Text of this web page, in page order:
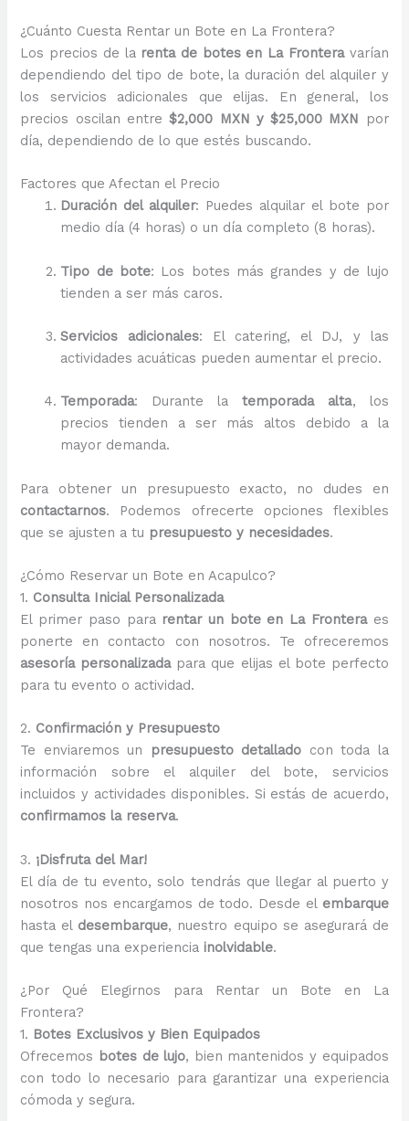
¿Cuánto Cuesta Rentar un Bote en La Frontera?
Los precios de la renta de botes en La Fronteravarían
dependiendo del tipo de bote, la duración del alquiler y
los servicios adicionales que elijas. En general, los
precios oscilan entre$2,000 MXN y $25,000 MXN por
día, dependiendo de lo que estés buscando.
Factores que Afectan el Precio
Duración del alquiler: Puedes alquilar el bote por
medio día (4 horas) o un día completo (8 horas).
Tipo de bote: Los botes más grandes y de lujo
tienden a ser más caros.
Servicios adicionales: El catering, el DJ, y las
actividades acuáticas pueden aumentar el precio.
Temporada: Durante latemporada alta, los
precios tienden a ser más altos debido a la
mayor demanda.
Para obtener un presupuesto exacto, no dudes en
contactarnos. Podemos ofrecerte opciones flexibles
que se ajusten a tu presupuesto y necesidades.
¿Cómo Reservar un Bote en Acapulco?
1. Consulta Inicial Personalizada
El primer paso para rentar un bote en La Fronteraes
ponerte en contacto con nosotros. Te ofreceremos
asesoría personalizadapara que elijas el bote perfecto
para tu evento o actividad.
2. Confirmación y Presupuesto
Te enviaremos un
presupuesto detallado con toda la
información sobre el alquiler del bote, servicios
incluidos y actividades disponibles. Si estás de acuerdo,
confirmamos la reserva.
3. ¡Disfruta del Mar!
El día de tu evento, solo tendrás que llegar al puerto y
nosotros nos encargamos de todo. Desde el embarque
hasta el desembarque, nuestro equipo se asegurará de
que tengas una experiencia inolvidable.
¿Por Qué Elegirnos para Rentar un Bote en La
Frontera?
1. Botes Exclusivos y Bien Equipados
Ofrecemos botes de lujo, bien mantenidos y equipados
con todo lo necesario para garantizar una experiencia
cómoda y segura.